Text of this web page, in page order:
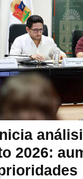
2026: